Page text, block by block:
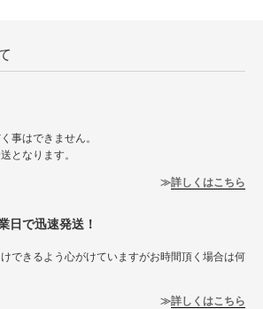
事はできません。
となります。
詳しくはこちら
日で迅速発送！
できるよう心がけていますがお時間頂く場合は何
詳しくはこちら